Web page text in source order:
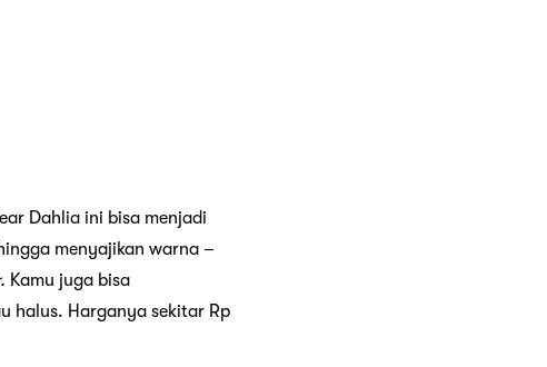
Dahlia ini bisa menjadi
menyajikan warna –
Kamu juga bisa
halus. Harganya sekitar Rp